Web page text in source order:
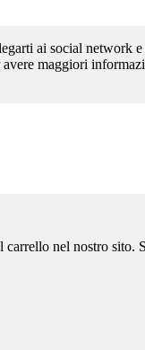
ai social network
maggiori
nel nostro sito.